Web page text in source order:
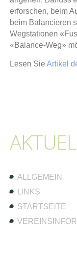
erforschen, beim
beim Balancieren
Wegstationen
«Balance-Weg»
Lesen Sie Artikel
ALLGEMEIN
LINKS
STARTSEITE